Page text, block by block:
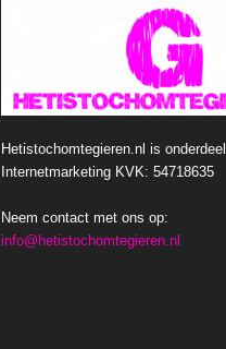
Hetistochomtegieren.nl is
Internetmarketing KVK: 54718635
Neem contact met ons op:
info@hetistochomtegieren.nl